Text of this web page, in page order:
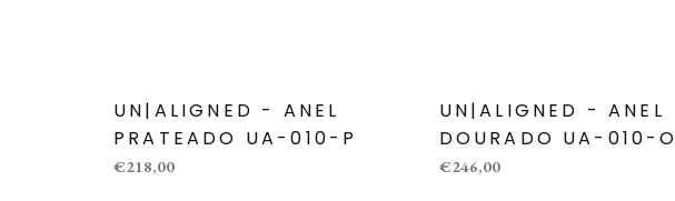
UN|ALIGNED - ANEL
PRATEADO UA-010-P
€218,00
UN|ALIGNED - ANEL
DOURADO UA-010-O
€246,00